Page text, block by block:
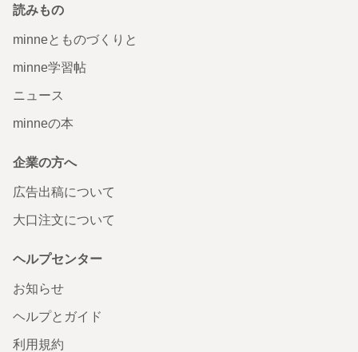
読みもの
minneとものづくりと
minne学習帖
ニュース
minneの本
企業の方へ
広告出稿について
大口注文について
ヘルプセンター
お知らせ
ヘルプとガイド
利用規約